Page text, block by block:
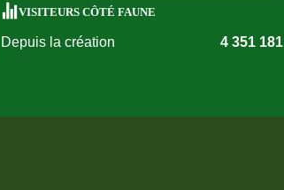
VISITEURS CÔTÉ FAUNE
Depuis la création 4 351 181